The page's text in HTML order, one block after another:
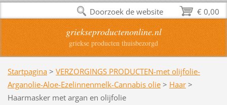
griekseproductenonline.nl
griekse producten thuisbezorgd
Startpagina > VERZORGINGS PRODUCTEN-met olijfolie-
Arganolie-Aloe-Ezelinnenmelk-Cannabis olie > Haar >
Haarmasker met argan en olijfolie
€ 0,00
Doorzoek de website